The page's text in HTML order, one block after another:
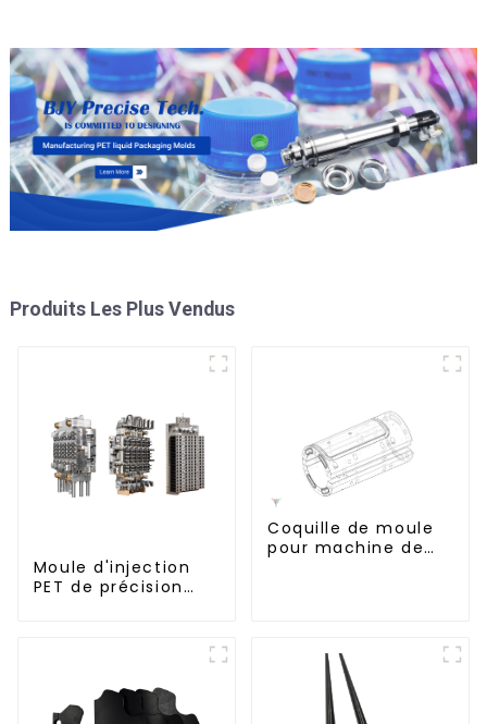
Produits Les Plus Vendus
Moule d'injection
PET de précision
Coquille de moule
pour machine de